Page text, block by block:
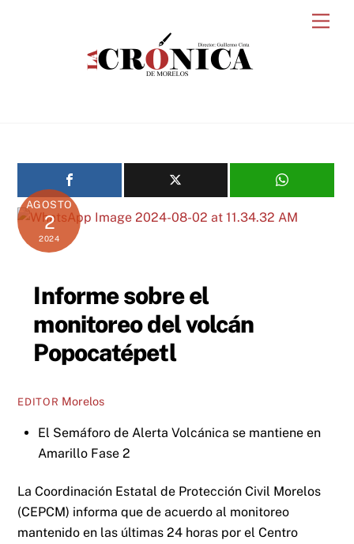
AGOSTO
2
2024
Informe sobre el
monitoreo del volcán
Popocatépetl
EDITOR Morelos
El Semáforo de Alerta Volcánica se mantiene en
Amarillo Fase 2
La Coordinación Estatal de Protección Civil Morelos
(CEPCM) informa que de acuerdo al monitoreo
mantenido en las últimas 24 horas por el Centro